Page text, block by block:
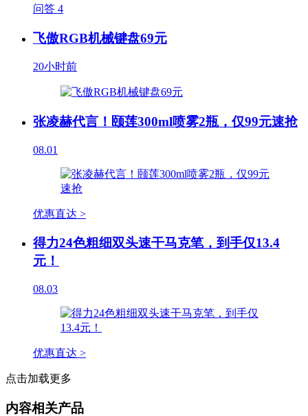
问答 4
飞傲RGB机械键盘69元
20小时前
张凌赫代言！颐莲300ml喷雾2瓶，仅99元速抢
08.01
优惠直达 >
得力24色粗细双头速干马克笔，到手仅13.4
元！
08.03
优惠直达 >
点击加载更多
内容相关产品